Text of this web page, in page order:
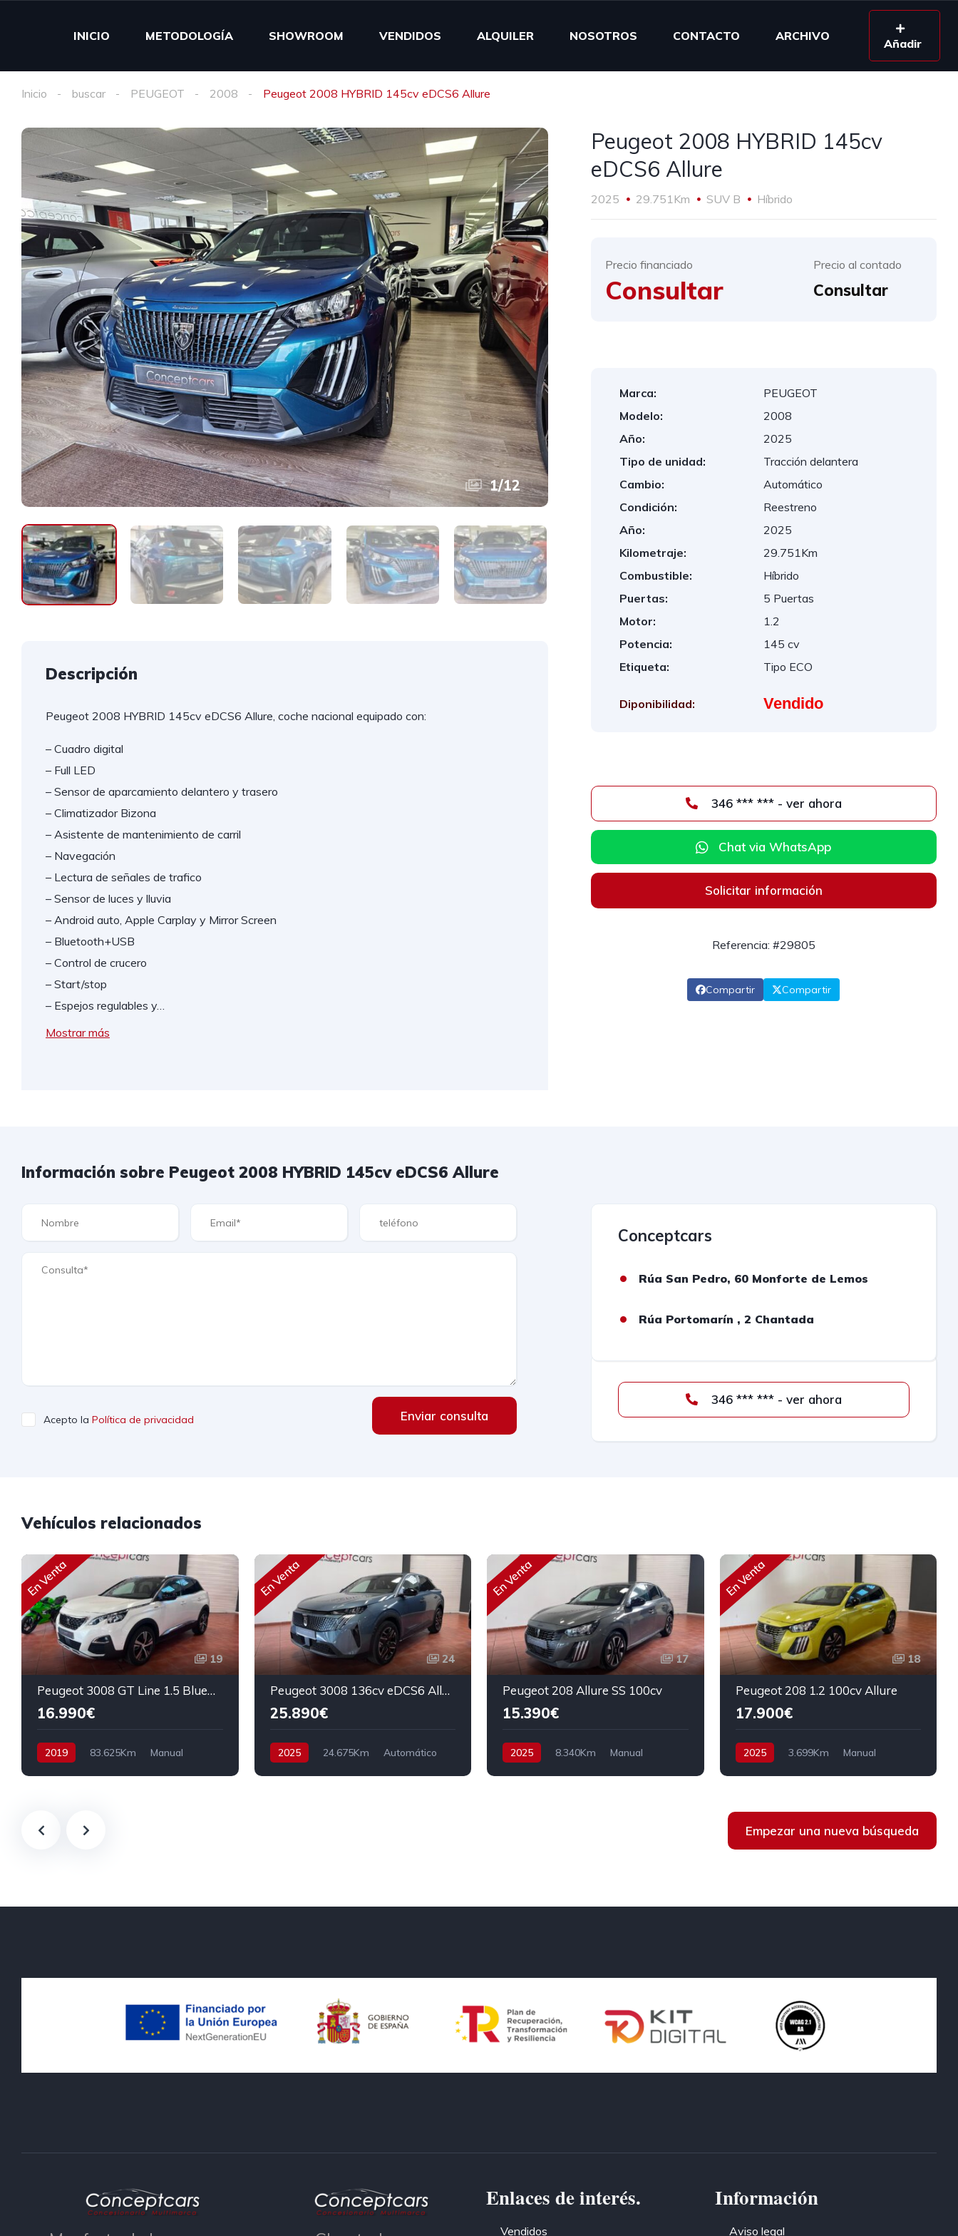
INICIO METODOLOGÍA SHOWROOM VENDIDOS ALQUILER NOSOTROS CONTACTO ARCHIVO
Añadir
Inicio buscar PEUGEOT 2008 Peugeot 2008 HYBRID 145cv eDCS6 Allure
1/12
Descripción
Peugeot 2008 HYBRID 145cv eDCS6 Allure, coche nacional equipado con:
– Cuadro digital
– Full LED
– Sensor de aparcamiento delantero y trasero
– Climatizador Bizona
– Asistente de mantenimiento de carril
– Navegación
– Lectura de señales de trafico
– Sensor de luces y lluvia
– Android auto, Apple Carplay y Mirror Screen
– Bluetooth+USB
– Control de crucero
– Start/stop
– Espejos regulables y…
Mostrar más
Peugeot 2008 HYBRID 145cv
eDCS6 Allure
2025 29.751Km SUV B Híbrido
Precio financiado
Consultar
Precio al contado
Consultar
Marca:
PEUGEOT
Modelo:
2008
Año:
2025
Tipo de unidad:
Tracción delantera
Cambio:
Automático
Condición:
Reestreno
Año:
2025
Kilometraje:
29.751Km
Combustible:
Híbrido
Puertas:
5 Puertas
Motor:
1.2
Potencia:
145 cv
Etiqueta:
Tipo ECO
Diponibilidad: Vendido
346 *** *** - ver ahora
Chat via WhatsApp
Solicitar información
Referencia: #29805
Compartir Compartir
Información sobre Peugeot 2008 HYBRID 145cv eDCS6 Allure
Acepto la Política de privacidad Enviar consulta
Conceptcars
Rúa San Pedro, 60 Monforte de Lemos
Rúa Portomarín , 2 Chantada
346 *** *** - ver ahora
Vehículos relacionados
En Venta
19
Peugeot 3008 GT Line 1.5 BlueHDI 130cv
16.990€
2019 83.625Km
Manual
En Venta
24
Peugeot 3008 136cv eDCS6 Allure
25.890€
2025 24.675Km
Automático
En Venta
17
Peugeot 208 Allure SS 100cv
15.390€
2025 8.340Km
Manual
En Venta
18
Peugeot 208 1.2 100cv Allure
17.900€
2025 3.699Km
Manual
Empezar una nueva búsqueda
Enlaces de interés.
Vendidos
Información
Aviso legal